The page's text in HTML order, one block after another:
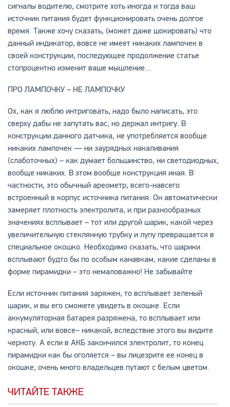
сигналы водителю, смотрите хоть иногда и тогда ваш
источник питания будет функционировать очень долгое
время. Также хочу сказать, (может даже шокировать) что
данный индикатор, вовсе не имеет никаких лампочек в
своей конструкции, последующее продолжение статье
стопроцентно изменит ваше мышление…
ПРО ЛАМПОЧКУ – НЕ ЛАМПОЧКУ
Ох, как я люблю интриговать, надо было написать, это
сверху дабы не запутать вас, но держал интригу. В
конструкции данного датчика, не употребляется вообще
никаких лампочек — ни заурядных накаливания
(слаботочных) – как думает большинство, ни светодиодных,
вообще никаких. В этом вообще конструкция иная. В
частности, это обычный ареометр, всего-навсего
встроенный в корпус источника питания. Он автоматически
замеряет плотность электролита, и при разнообразных
значениях всплывает – тот или другой шарик, какой через
увеличительную стеклянную трубку и лупу превращается в
специальное окошко. Необходимо сказать, что шарики
всплывают будто бы по особым канавкам, какие сделаны в
форме пирамидки – это немаловажно! Не забывайте
Если источник питания заряжен, то всплывает зеленый
шарик, и вы его сможете увидеть в окошке. Если
аккумуляторная батарея разряжена, то всплывает или
красный, или вовсе– никакой, вследствие этого вы видите
черноту. А если в АКБ закончился электролит, то конец
пирамидки как бы оголяется – вы лицезрите ее конец в
окошке, очень много владельцев путают с белым цветом.
ЧИТАЙТЕ ТАКЖЕ